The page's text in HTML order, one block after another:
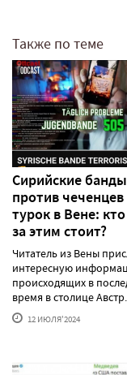
Также по теме
Сирийские банды
против чеченцев
турок в Вене:
за этим стоит?
Читатель из Вены
интересную
происходящих в
время в столице
12 ИЮЛЯ'2024